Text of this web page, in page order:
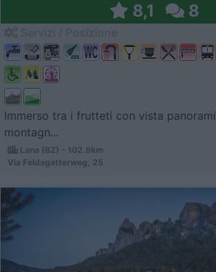
8,1 8
Immerso tra i frutteti con vista
montagn...
Lana (BZ) - 102.9km
Via Feldagatterweg, 25